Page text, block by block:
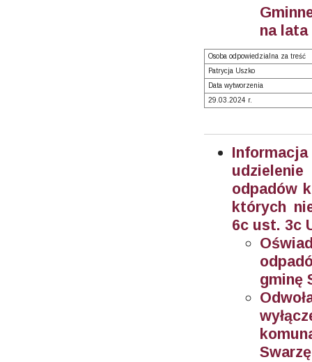
na lata
Osoba odpowiedzialna za treść
Patrycja Uszko
Data wytworzenia
29.03.2024 r.
odpadów
których
6c ust. 3c
gminę